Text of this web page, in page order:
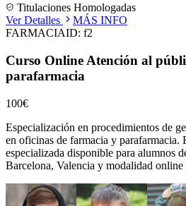
Titulaciones Homologadas
Ver Detalles
MÁS INFO
FARMACIAID: f2
Curso Online Atención al
parafarmacia
100€
Especialización en procedimientos de
en oficinas de farmacia y parafarmacia.
especializada disponible para alumnos
Barcelona, Valencia y modalidad online